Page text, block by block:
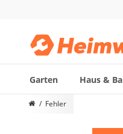
Garten Haus &
Die beliebtesten
Fehler